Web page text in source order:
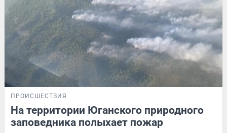
ПРОИСШЕСТВИЯ
На территории Юганского природного
заповедника полыхает пожар